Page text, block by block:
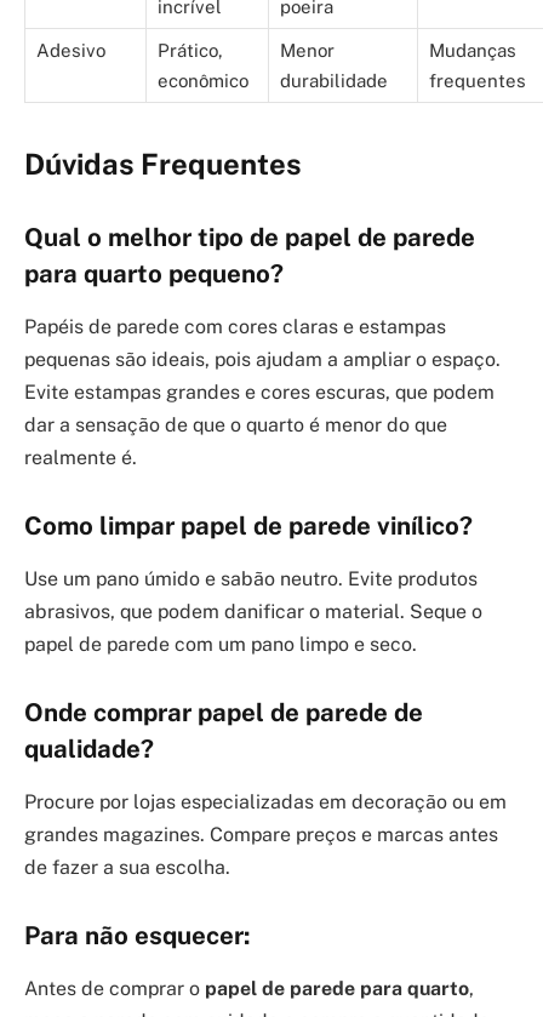
incrível poeira
Adesivo
Prático,
econômico
Menor
durabilidade
Mudanças
frequentes
Dúvidas Frequentes
Qual o melhor tipo de papel de parede
para quarto pequeno?
Papéis de parede com cores claras e estampas
pequenas são ideais, pois ajudam a ampliar o espaço.
Evite estampas grandes e cores escuras, que podem
dar a sensação de que o quarto é menor do que
realmente é.
Como limpar papel de parede vinílico?
Use um pano úmido e sabão neutro. Evite produtos
abrasivos, que podem danificar o material. Seque o
papel de parede com um pano limpo e seco.
Onde comprar papel de parede de
qualidade?
Procure por lojas especializadas em decoração ou em
grandes magazines. Compare preços e marcas antes
de fazer a sua escolha.
Para não esquecer:
Antes de comprar o papel de parede para quarto,